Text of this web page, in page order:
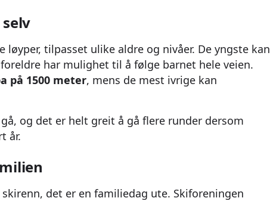
tilpasset ulike aldre og nivåer. De yngste kan
har mulighet til å følge barnet hele veien.
på 1500 meter, mens de mest ivrige kan
og det er helt greit å gå flere runder dersom
år.
det er en familiedag ute. Skiforeningen